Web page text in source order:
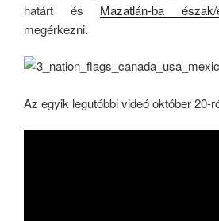
határt és Mazatlán-ba észak/
megérkezni.
Az egyik legutóbbi videó október 20-